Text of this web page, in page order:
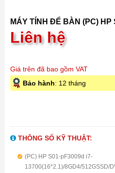
MÁY TÍNH ĐỂ BÀN (PC) HP
Liên hệ
Giá trên đã bao gồm VAT
Bảo hành: 12 tháng
THÔNG SỐ KỸ THUẬT:
(PC) HP S01-pF3009d i7-
13700(16*2.1)/8GD4/512GSSD/